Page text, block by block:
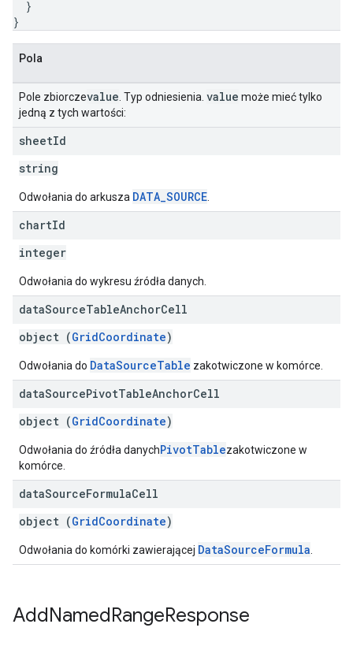
}
}
Pola
Pole zbiorczevalue . Typ odniesienia. value może mieć tylko
jedną z tych wartości:
sheetId
string
Odwołania do arkusza DATA_SOURCE
chartId
integer
Odwołania do wykresu źródła danych.
dataSourceTableAnchorCell
object (GridCoordinate)
Odwołania do DataSourceTable zakotwiczone w komórce.
dataSourcePivotTableAnchorCell
object (GridCoordinate)
Odwołania do źródła danychPivotTablezakotwiczone w
komórce.
dataSourceFormulaCell
object (GridCoordinate)
Odwołania do komórki zawierającej DataSourceFormula
AddNamedRangeResponse